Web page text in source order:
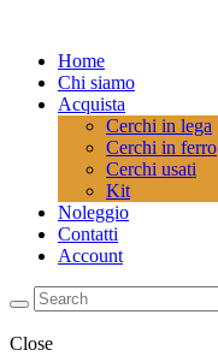
Home
Chi siamo
Acquista
Cerchi in lega
Cerchi in ferro
Cerchi usati
Kit
Noleggio
Contatti
Account
Close